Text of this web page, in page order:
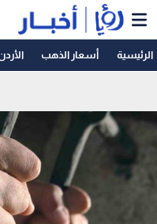
الرئيسية أسعار الذهب